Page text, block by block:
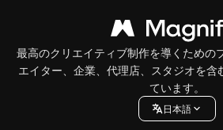
最高のクリエイティブ制作を導くための
エイター、企業、代理店、スタジオを含
ています。
日本語